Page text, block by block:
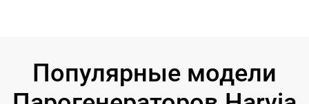
Популярные модели